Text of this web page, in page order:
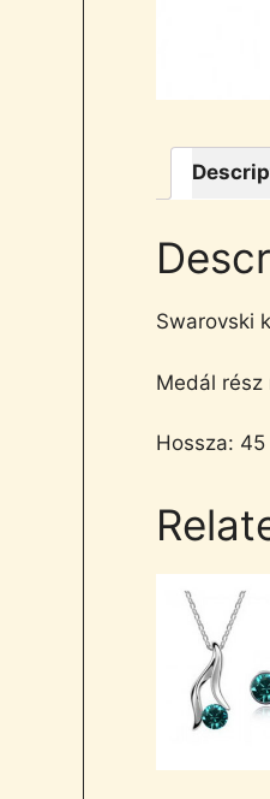
Swarovski
Medál rész
Hossza: 45